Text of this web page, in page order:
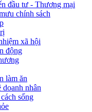
đầu tư - Thương mại
chính sách
xã hội
động
làm ăn
doanh nhân
sống